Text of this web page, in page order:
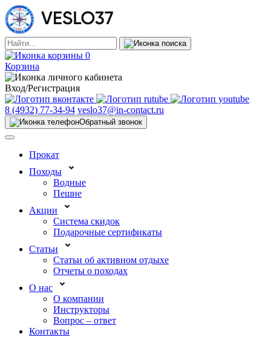
0
Корзина
Вход/Регистрация
8 (4932) 77-34-94 veslo37@in-contact.ru
Обратный звонок
Прокат
Походы
Водные
Пешие
Акции
Система скидок
Подарочные сертификаты
Статьи
Статьи об активном отдыхе
Отчеты о походах
О нас
О компании
Инструкторы
Вопрос – ответ
Контакты